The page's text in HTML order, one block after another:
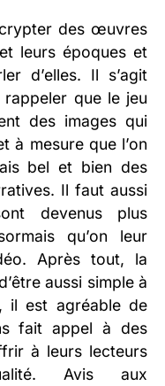
des œuvres
leurs époques et
d’elles. Il s’agit
que le jeu
des images qui
à mesure que l’on
bel et bien des
Il faut aussi
devenus plus
qu’on leur
Après tout, la
aussi simple à
il est agréable de
fait appel à des
à leurs lecteurs
Avis aux